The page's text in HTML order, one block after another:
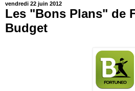
vendredi 22 juin 2012
Les "Bons Plans" de
Budget